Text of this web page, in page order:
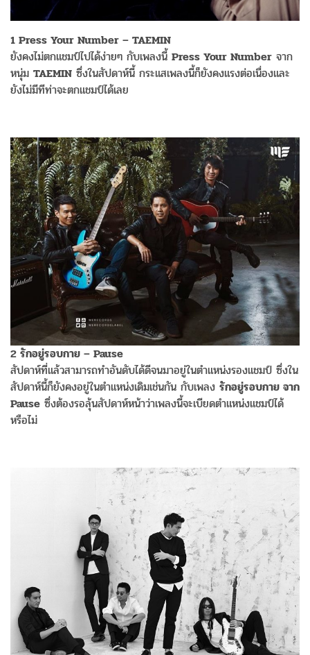
1 Press Your Number – TAEMIN
ยังคงไม่ตกแชมป์ไปได้ง่ายๆ กับเพลงนี้ Press Your Number จาก
หนุ่ม TAEMIN ซึ่งในสัปดาห์นี้ กระแสเพลงนี้ก็ยังคงแรงต่อเนื่องและ
ยังไม่มีทีท่าจะตกแชมป์ได้เลย
2 รักอยู่รอบกาย – Pause
สัปดาห์ที่แล้วสามารถทำอันดับได้ดีจนมาอยู่ในตำแหน่งรองแชมป์ ซึ่งใน
สัปดาห์นี้ก็ยังคงอยู่ในตำแหน่งเดิมเช่นกัน กับเพลง รักอยู่รอบกาย จาก
Pause ซึ่งต้องรอลุ้นสัปดาห์หน้าว่าเพลงนี้จะเบียดตำแหน่งแชมป์ได้
หรือไม่